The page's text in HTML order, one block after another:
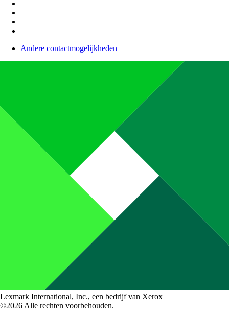
Andere contactmogelijkheden
Lexmark International, Inc., een bedrijf van Xerox
©2026 Alle rechten voorbehouden.